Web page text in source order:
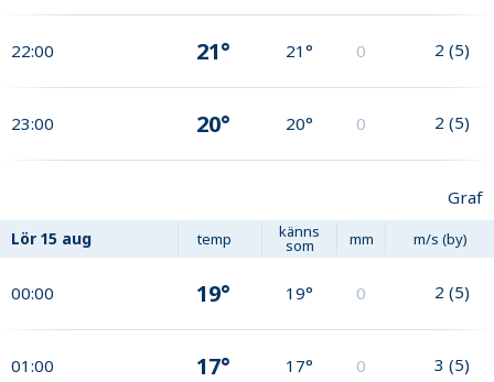
22:00 21° 21° 0 2 (5)
23:00 20° 20° 0 2 (5)
Graf
Lör 15 aug temp känns
som mm m/s (by)
00:00 19° 19° 0 2 (5)
01:00 17° 17° 0 3 (5)